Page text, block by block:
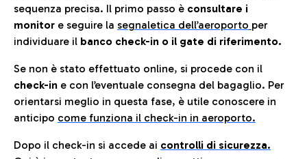
sequenza precisa. Il primo passo è consultare i
monitor e seguire la segnaletica dell’aeroporto per
individuare il banco check-in o il gate di riferimento.
Se non è stato effettuato online, si procede con il
check-in e con l’eventuale consegna del bagaglio. Per
orientarsi meglio in questa fase, è utile conoscere in
anticipo come funziona il check-in in aeroporto.
Dopo il check-in si accede ai controlli di sicurezza.